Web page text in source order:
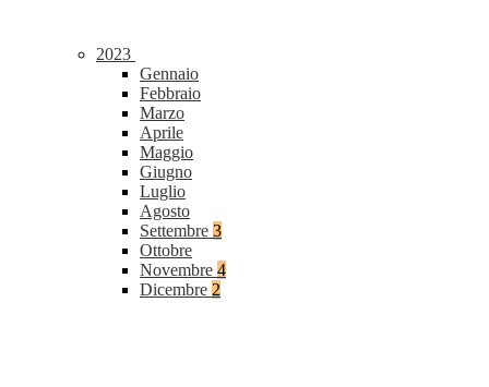
2023
Gennaio
Febbraio
Marzo
Aprile
Maggio
Giugno
Luglio
Agosto
Settembre 3
Ottobre
Novembre 4
Dicembre 2